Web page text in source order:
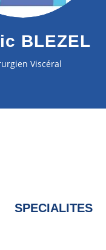
BLEZEL
Viscéral
SPECIALITES